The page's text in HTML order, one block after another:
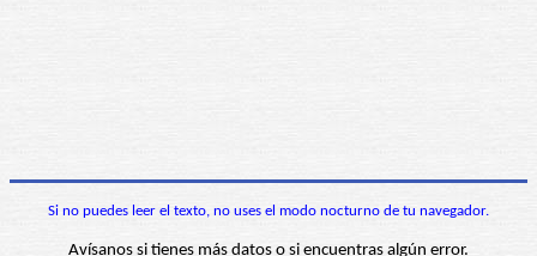
Si no puedes leer el texto, no uses el modo nocturno de tu navegador.
Avísanos si tienes más datos o si encuentras algún error.